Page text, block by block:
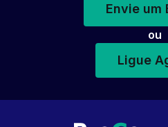
Envie um
ou
Ligue